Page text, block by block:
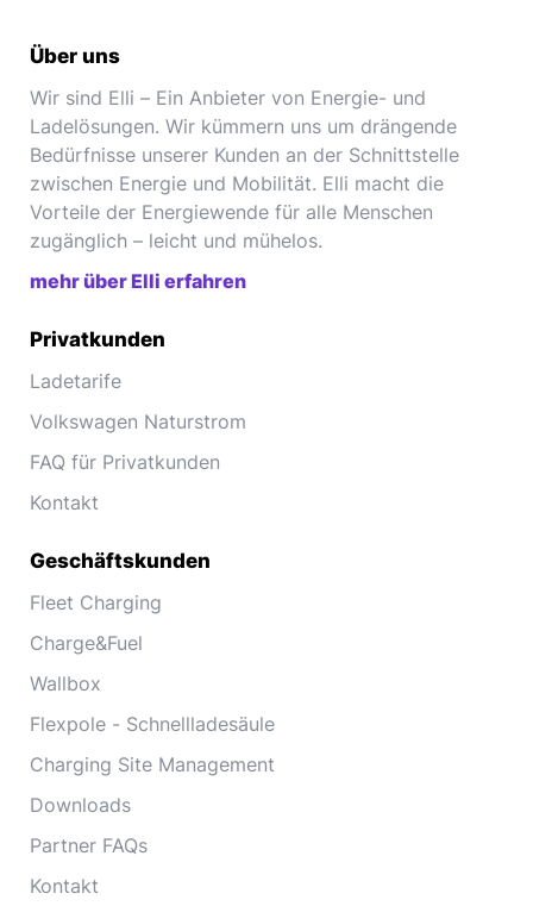
Über uns
Wir sind Elli – Ein Anbieter von Energie- und
Ladelösungen. Wir kümmern uns um drängende
Bedürfnisse unserer Kunden an der Schnittstelle
zwischen Energie und Mobilität. Elli macht die
Vorteile der Energiewende für alle Menschen
zugänglich – leicht und mühelos.
mehr über Elli erfahren
Privatkunden
Ladetarife
Volkswagen Naturstrom
FAQ für Privatkunden
Kontakt
Geschäftskunden
Fleet Charging
Charge&Fuel
Wallbox
Flexpole - Schnellladesäule
Charging Site Management
Downloads
Partner FAQs
Kontakt